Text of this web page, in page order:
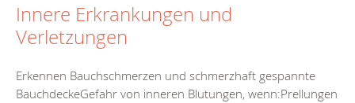
Innere Erkrankungen und
Verletzungen
Erkennen Bauchschmerzen und schmerzhaft gespannte
BauchdeckeGefahr von inneren Blutungen, wenn:Prellungen